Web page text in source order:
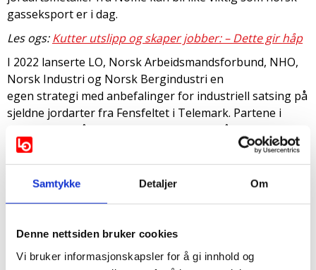
Samtykke Detaljer Om
Denne nettsiden bruker cookies
Vi bruker informasjonskapsler for å gi innhold og
gasseksport er i dag.
Les ogs:Kutter utslipp og skaper jobber: – Dette gir håp
I 2022 lanserte LO, Norsk Arbeidsmandsforbund, NHO,
Norsk Industri og Norsk Bergindustri en
egen strategi med anbefalinger for industriell satsing på
sjeldne jordarter fra Fensfeltet i Telemark. Partene i
arbeidslivet står sammen om at Norge må etablere en
satsing på kritiske råmaterialer og tilhørende
verdikjeder sammen med EU.
– Mineralindustrien kan gi nye arbeidsplasser,
eksportmuligheter som gir inntekter til fellesskapet og
Tomasgard.
Regjeringen har siden lagt fram